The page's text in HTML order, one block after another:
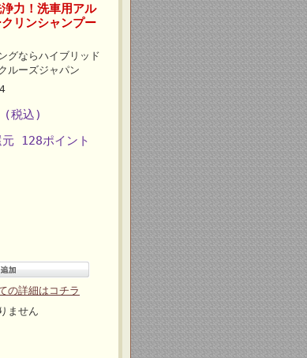
浄力！洗車用アル
リンシャンプー
グならハイブリッド
ルーズジャパン
(税込)
128ポイント
の詳細はコチラ
ません